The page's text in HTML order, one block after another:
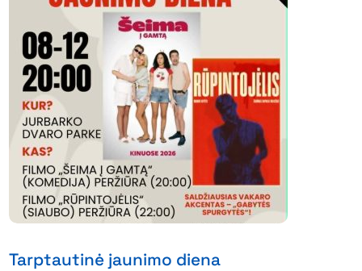
Tarptautinė jaunimo diena